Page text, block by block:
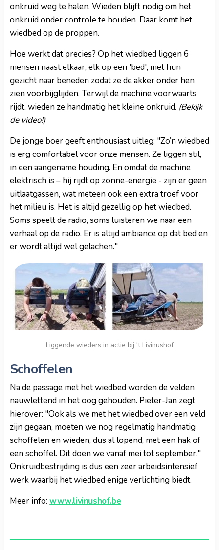
onkruid weg te halen. Wieden blijft nodig om het
onkruid onder controle te houden. Daar komt het
wiedbed op de proppen.
Hoe werkt dat precies? Op het wiedbed liggen 6
mensen naast elkaar, elk op een 'bed', met hun
gezicht naar beneden zodat ze de akker onder hen
zien voorbijglijden. Terwijl de machine voorwaarts
rijdt, wieden ze handmatig het kleine onkruid. (Bekijk
de video!)
De jonge boer geeft enthousiast uitleg: "Zo’n wiedbed
is erg comfortabel voor onze mensen. Ze liggen stil,
in een aangename houding. En omdat de machine
elektrisch is – hij rijdt op zonne-energie - zijn er geen
uitlaatgassen, wat meteen ook een extra troef voor
het milieu is. Het is altijd gezellig op het wiedbed.
Soms speelt de radio, soms luisteren we naar een
verhaal op de radio. Er is altijd ambiance op dat bed en
er wordt altijd wel gelachen."
Liggende wieders in actie bij 't Livinushof
Schoffelen
Na de passage met het wiedbed worden de velden
nauwlettend in het oog gehouden. Pieter-Jan zegt
hierover: "Ook als we met het wiedbed over een veld
zijn gegaan, moeten we nog regelmatig handmatig
schoffelen en wieden, dus al lopend, met een hak of
een schoffel. Dit doen we vanaf mei tot september."
Onkruidbestrijding is dus een zeer arbeidsintensief
werk waarbij het wiedbed enige verlichting biedt.
Meer info: www.livinushof.be